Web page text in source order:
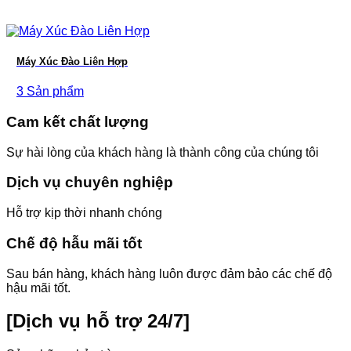
Máy Xúc Đào Liên Hợp
3 Sản phẩm
Cam kết chất lượng
Sự hài lòng của khách hàng là thành công của chúng tôi
Dịch vụ chuyên nghiệp
Hỗ trợ kịp thời nhanh chóng
Chế độ hẫu mãi tốt
Sau bán hàng, khách hàng luôn được đảm bảo các chế độ
hậu mãi tốt.
[Dịch vụ hỗ trợ 24/7]